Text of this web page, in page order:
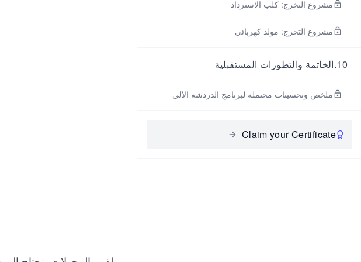
مشروع التخرج: كلب الاسترداد
مشروع التخرج: مولد كهربائي
10
.الخاتمة والتطورات المستقبلية
ملخص وتحسينات محتملة لبرنامج الدردشة الآلي
Claim your Certificate